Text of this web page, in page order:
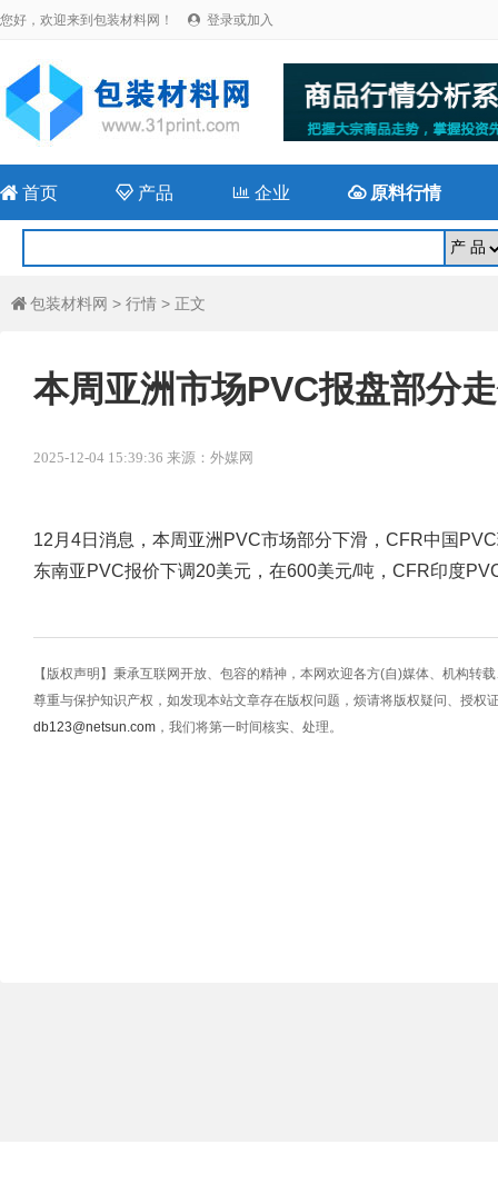
您好，欢迎来到包装材料网！  登录或加入
 首页  产品 企业 原料行情
 包装材料网 > 行情 > 正文
本周亚洲市场PVC报盘部分
2025-12-04 15:39:36 来源：外媒网
12月4日消息，本周亚洲PVC市场部分下滑，CFR中国
东南亚PVC报价下调20美元，在600美元/吨，CFR印度
【版权声明】秉承互联网开放、包容的精神，本网欢迎各方(自)媒体、机构转
尊重与保护知识产权，如发现本站文章存在版权问题，烦请将版权疑问、授权
db123@netsun.com ，我们将第一时间核实、处理。